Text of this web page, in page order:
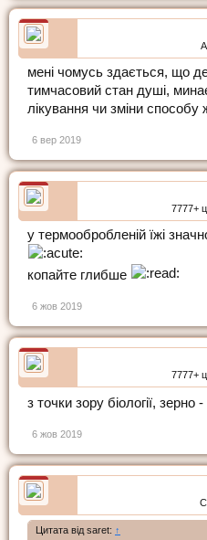
мені чомусь здається, що
тимчасовий стан душі,
лікування чи зміни способу
6 вер 2019
7777+
у термообробленій їжі
копайте глибше
6 жов 2019
7777+
з точки зору біології,
6 жов 2019
Цитата від saret: ↑